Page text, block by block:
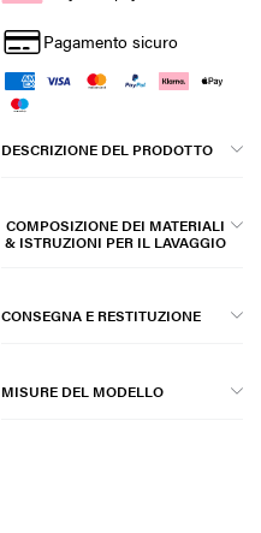
Pagamento sicuro
DESCRIZIONE DEL PRODOTTO
COMPOSIZIONE DEI MATERIALI
& ISTRUZIONI PER IL LAVAGGIO
CONSEGNA E RESTITUZIONE
MISURE DEL MODELLO